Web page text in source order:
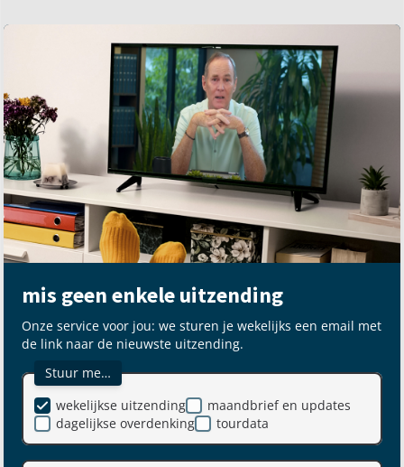
mis geen enkele uitzending
Onze service voor jou: we sturen je wekelijks een email met
de link naar de nieuwste uitzending.
Stuur me…
maandbrief en updates
dagelijkse overdenking
wekelijkse uitzending
tourdata